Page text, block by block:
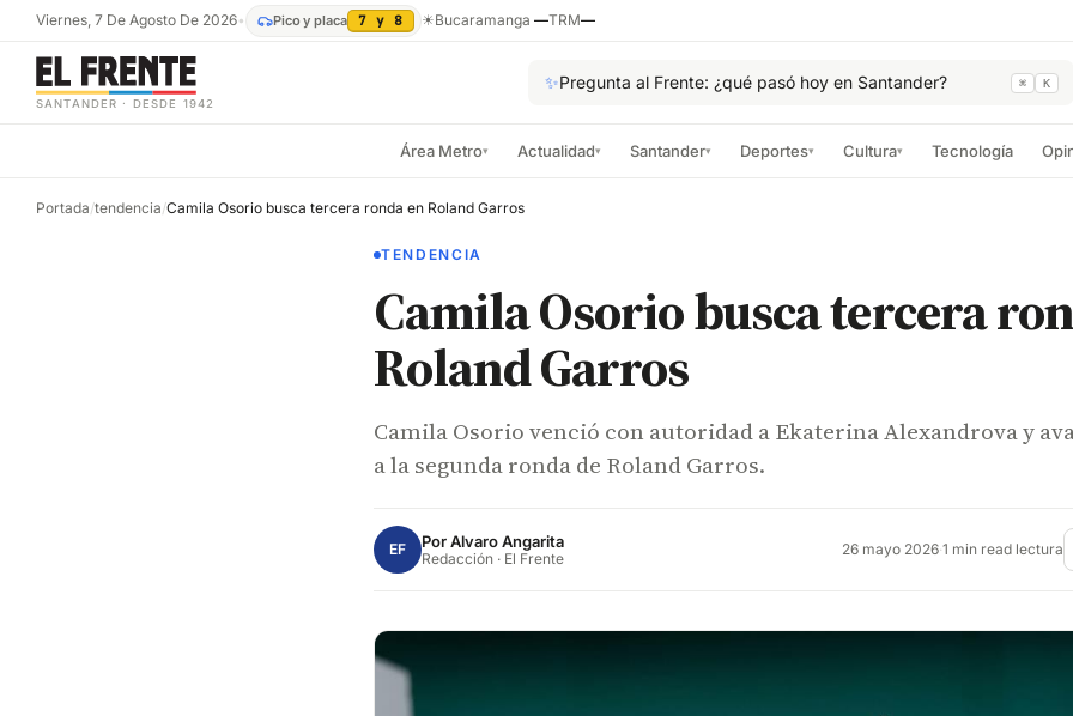
Viernes, 7 De Agosto De 2026• Pico y placa 7 y 8 ☀Bucaramanga —TRM—
SANTANDER · DESDE 1942
✨Pregunta al Frente: ¿qué pasó hoy en Santander? ⌘ K
Área Metro▾ Actualidad▾ Santander▾ Deportes▾ Cultura▾ Tecnología
Portada/tendencia/Camila Osorio busca tercera ronda en Roland Garros
TENDENCIA
Camila Osorio busca tercera
Roland Garros
Camila Osorio venció con autoridad a Ekaterina Alexandrova y
a la segunda ronda de Roland Garros.
EF PorAlvaro Angarita
Redacción · El Frente 26 mayo 2026·1 min read lectura